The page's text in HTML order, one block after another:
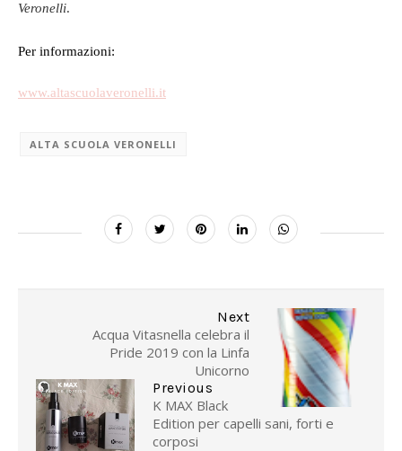
Veronelli.
Per informazioni:
www.altascuolaveronelli.it
ALTA SCUOLA VERONELLI
Next
Acqua Vitasnella celebra il
Pride 2019 con la Linfa
Unicorno
Previous
K MAX Black
Edition per capelli sani, forti e
corposi